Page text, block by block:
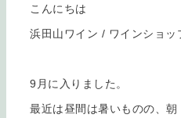
こんにちは
浜田山ワイン / ワインショッ
9月に入りました。
最近は昼間は暑いものの、